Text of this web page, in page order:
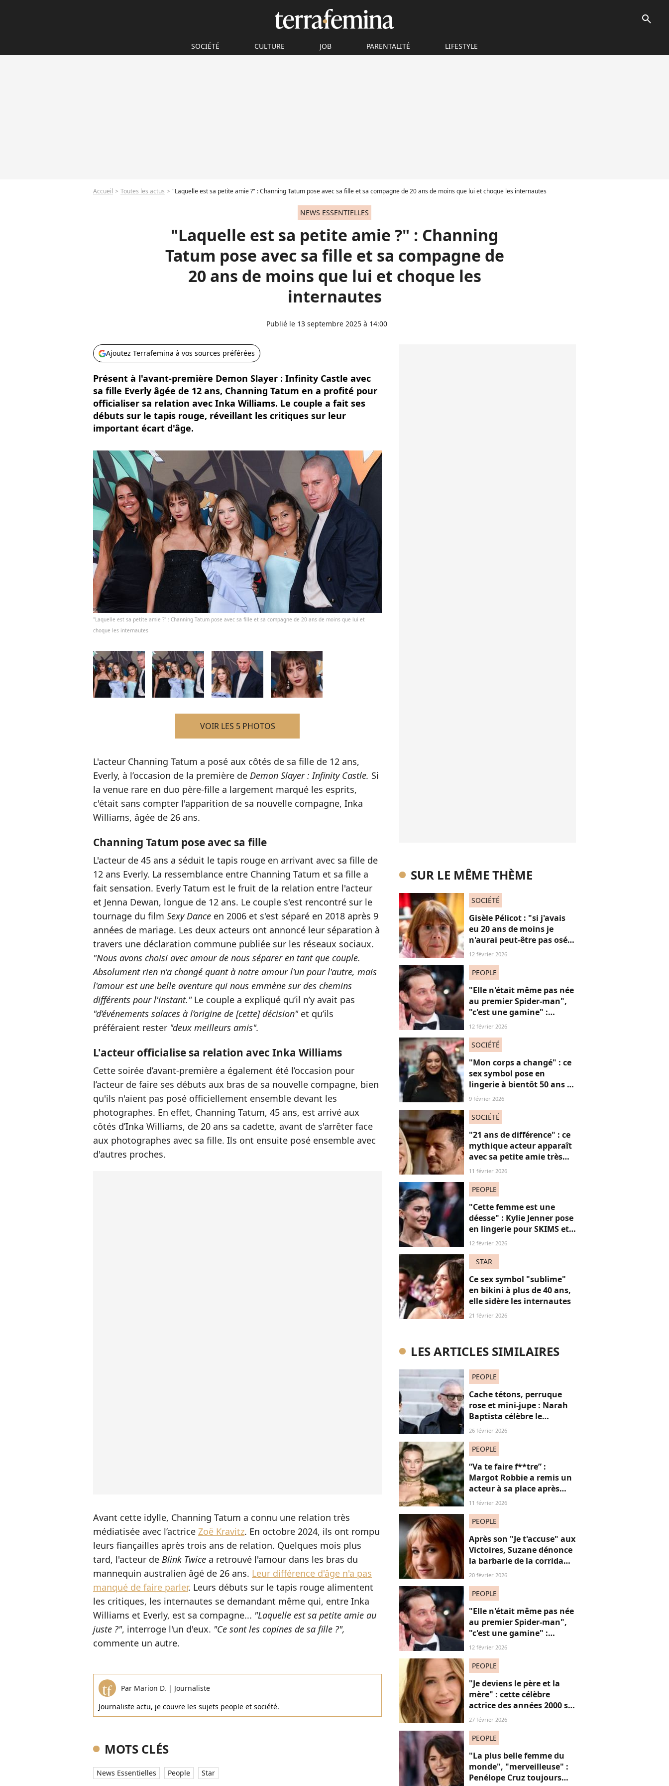
search
SOCIÉTÉ CULTURE JOB PARENTALITÉ LIFESTYLE
Accueil Toutes les actus "Laquelle est sa petite amie ?" : Channing Tatum pose avec sa fille et sa compagne de 20 ans de moins que lui et choque les internautes
NEWS ESSENTIELLES
"Laquelle est sa petite amie ?" : Channing
Tatum pose avec sa fille et sa compagne de
20 ans de moins que lui et choque les
internautes
Publié le 13 septembre 2025 à 14:00
Ajoutez Terrafemina à vos sources préférées
Présent à l'avant-première Demon Slayer : Infinity Castle avec
sa fille Everly âgée de 12 ans, Channing Tatum en a profité pour
officialiser sa relation avec Inka Williams. Le couple a fait ses
débuts sur le tapis rouge, réveillant les critiques sur leur
important écart d'âge.
"Laquelle est sa petite amie ?" : Channing Tatum pose avec sa fille et sa compagne de 20 ans de moins que lui et
choque les internautes
VOIR LES 5 PHOTOS
L'acteur Channing Tatum a posé aux côtés de sa fille de 12 ans,
Everly, à l’occasion de la première de Demon Slayer : Infinity Castle. Si
la venue rare en duo père-fille a largement marqué les esprits,
c'était sans compter l'apparition de sa nouvelle compagne, Inka
Williams, âgée de 26 ans.
Channing Tatum pose avec sa fille
L'acteur de 45 ans a séduit le tapis rouge en arrivant avec sa fille de
12 ans Everly. La ressemblance entre Channing Tatum et sa fille a
fait sensation. Everly Tatum est le fruit de la relation entre l'acteur
et Jenna Dewan, longue de 12 ans. Le couple s'est rencontré sur le
tournage du film Sexy Dance en 2006 et s'est séparé en 2018 après 9
années de mariage. Les deux acteurs ont annoncé leur séparation à
travers une déclaration commune publiée sur les réseaux sociaux.
"Nous avons choisi avec amour de nous séparer en tant que couple.
Absolument rien n'a changé quant à notre amour l'un pour l'autre, mais
l'amour est une belle aventure qui nous emmène sur des chemins
différents pour l'instant." Le couple a expliqué qu’il n’y avait pas
"d’événements salaces à l’origine de [cette] décision"et qu’ils
préféraient rester "deux meilleurs amis".
L'acteur officialise sa relation avec Inka Williams
Cette soirée d’avant-première a également été l’occasion pour
l’acteur de faire ses débuts aux bras de sa nouvelle compagne, bien
qu'ils n'aient pas posé officiellement ensemble devant les
photographes. En effet, Channing Tatum, 45 ans, est arrivé aux
côtés d’Inka Williams, de 20 ans sa cadette, avant de s'arrêter face
aux photographes avec sa fille. Ils ont ensuite posé ensemble avec
d'autres proches.
Avant cette idylle, Channing Tatum a connu une relation très
médiatisée avec l’actrice Zoë Kravitz. En octobre 2024, ils ont rompu
leurs fiançailles après trois ans de relation. Quelques mois plus
tard, l'acteur de Blink Twice a retrouvé l'amour dans les bras du
mannequin australien âgé de 26 ans. Leur différence d'âge n'a pas
manqué de faire parler. Leurs débuts sur le tapis rouge alimentent
les critiques, les internautes se demandant même qui, entre Inka
Williams et Everly, est sa compagne... "Laquelle est sa petite amie au
juste ?", interroge l'un d'eux. "Ce sont les copines de sa fille ?",
commente un autre.
Par Marion D. | Journaliste
Journaliste actu, je couvre les sujets people et société.
MOTS CLÉS
News Essentielles People Star
SUR LE MÊME THÈME
SOCIÉTÉ
Gisèle Pélicot : "si j'avais
eu 20 ans de moins je
n'aurai peut-être pas osé
refuser le huis-clos"
12 février 2026
PEOPLE
"Elle n'était même pas née
au premier Spider-man",
"c'est une gamine" :
l'apparition de cet acteur
ans de moins que lui
12 février 2026
SOCIÉTÉ
"Mon corps a changé" : ce
sex symbol pose en
lingerie à bientôt 50 ans et
défend ses courbes "body
9 février 2026
SOCIÉTÉ
"21 ans de différence" : ce
mythique acteur apparaît
avec sa petite amie très
"cadette", un écart d'âge
Léo)
11 février 2026
PEOPLE
"Cette femme est une
déesse" : Kylie Jenner pose
en lingerie pour SKIMS et
subjugue les internautes
12 février 2026
STAR
Ce sex symbol "sublime"
en bikini à plus de 40 ans,
elle sidère les internautes
21 février 2026
LES ARTICLES SIMILAIRES
PEOPLE
Cache tétons, perruque
rose et mini-jupe : Narah
Baptista célèbre le
carnaval de Rio avec son
de 30 ans son aîné
26 février 2026
PEOPLE
“Va te faire f**tre” :
Margot Robbie a remis un
acteur à sa place après
qu’il lui a conseillé de
11 février 2026
PEOPLE
Après son "Je t'accuse" aux
Victoires, Suzane dénonce
la barbarie de la corrida
avec cette reprise iconique
20 février 2026
PEOPLE
"Elle n'était même pas née
au premier Spider-man",
"c'est une gamine" :
l'apparition de cet acteur
ans de moins que lui
12 février 2026
PEOPLE
"Je deviens le père et la
mère" : cette célèbre
actrice des années 2000 se
confie sur sa vie de parent
27 février 2026
PEOPLE
"La plus belle femme du
monde", "merveilleuse" :
Penélope Cruz toujours